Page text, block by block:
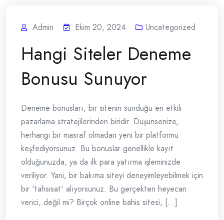
Admin Ekim 20, 2024 Uncategorized
Hangi Siteler Deneme
Bonusu Sunuyor
Deneme bonusları, bir sitenin sunduğu en etkili
pazarlama stratejilerinden biridir. Düşünsenize,
herhangi bir masraf olmadan yeni bir platformu
keşfediyorsunuz. Bu bonuslar genellikle kayıt
olduğunuzda, ya da ilk para yatırma işleminizde
veriliyor. Yani, bir bakıma siteyi deneyimleyebilmek için
bir 'tahsisat' alıyorsunuz. Bu gerçekten heyecan
verici, değil mi? Birçok online bahis sitesi, [...]